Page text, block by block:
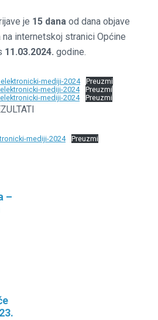
je 15 dana od dana objave
internetskoj stranici Općine
11.03.2024. godine.
mediji-2024
Preuzmi
mediji-2024
Preuzmi
mediji-2024
Preuzmi
mediji-2024 Preuzmi
–